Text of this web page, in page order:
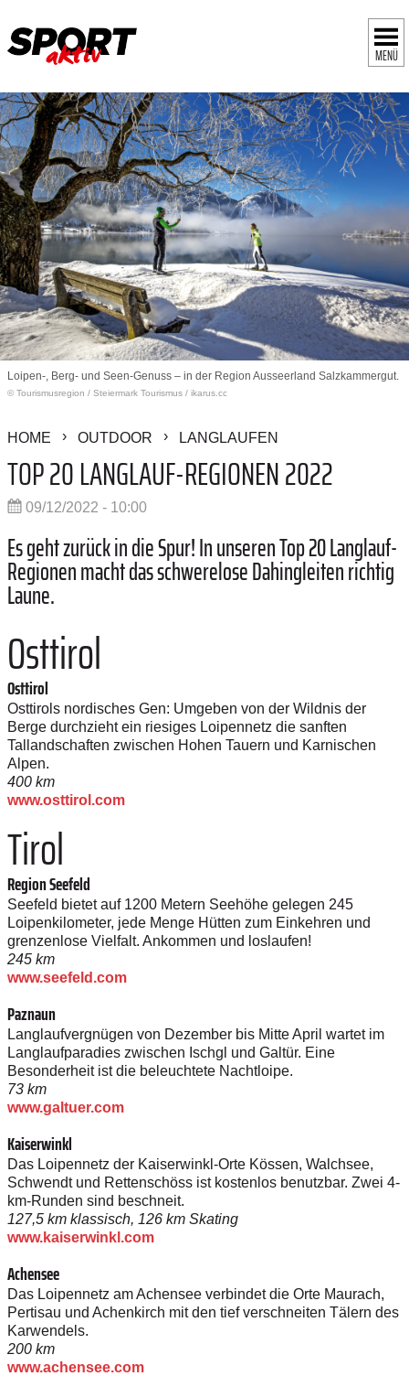
MENÜ
Loipen-, Berg- und Seen-Genuss – in der Region Ausseerland Salzkammergut.
© Tourismusregion / Steiermark Tourismus / ikarus.cc
HOME OUTDOOR LANGLAUFEN
TOP 20 LANGLAUF-REGIONEN 2022
09/12/2022 - 10:00
Es geht zurück in die Spur! In unseren Top 20 Langlauf-
Regionen macht das schwerelose Dahingleiten richtig
Laune.
Osttirol
Osttirol
Osttirols nordisches Gen: Umgeben von der Wildnis der
Berge durchzieht ein riesiges Loipennetz die sanften
Tallandschaften zwischen ­Hohen Tauern und Karnischen
Alpen.
400 km
www.osttirol.com
Tirol
Region Seefeld
Seefeld bietet auf 1200 Metern Seehöhe gelegen 245
Loipenkilometer, jede Menge Hütten zum Einkehren und
grenzenlose Vielfalt. Ankommen und loslaufen!
245 km
www.seefeld.com
Paznaun
Langlaufvergnügen von Dezember bis Mitte April wartet im
Langlaufparadies zwischen Ischgl und Galtür. Eine
Besonderheit ist die beleuchtete Nachtloipe.
73 km
www.galtuer.com
Kaiserwinkl
Das Loipennetz der Kaiserwinkl-Orte Kössen, Walchsee,
Schwendt und Rettenschöss ist kostenlos benutzbar. Zwei 4-
km-Runden sind beschneit.
127,5 km klassisch, 126 km Skating
www.kaiserwinkl.com
Achensee
Das Loipennetz am Achensee verbindet die Orte Maurach,
Pertisau und Achenkirch mit den tief verschneiten Tälern des
Karwendels.
200 km
www.achensee.com